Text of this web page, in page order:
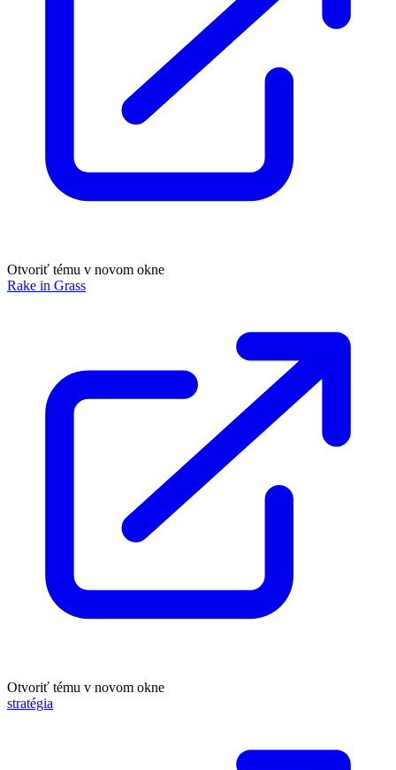
Otvoriť tému v novom okne
Rake in Grass
Otvoriť tému v novom okne
stratégia